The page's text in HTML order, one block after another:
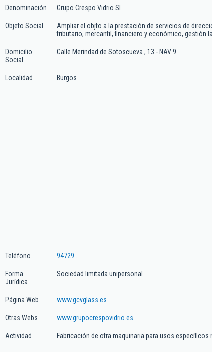
Denominación Grupo Crespo Vidrio Sl
Objeto Social
Ampliar el objto a la prestación de servicios de
tributario, mercantil, financiero y económico, gestión
Domicilio
Social
Calle Merindad de Sotoscueva , 13 - NAV 9
Localidad Burgos
Teléfono 94729...
Forma
Jurídica
Sociedad limitada unipersonal
Página Web www.gcvglass.es
Otras Webs www.grupocrespovidrio.es
Actividad Fabricación de otra maquinaria para usos específicos